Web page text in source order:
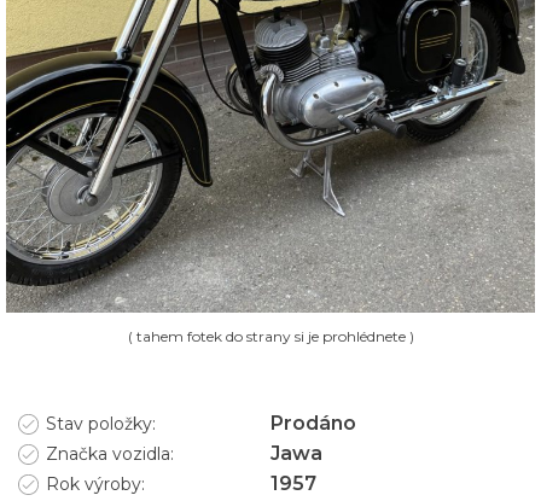
( tahem fotek do strany si je prohlédnete )
Stav položky: Prodáno
Značka vozidla: Jawa
Rok výroby: 1957